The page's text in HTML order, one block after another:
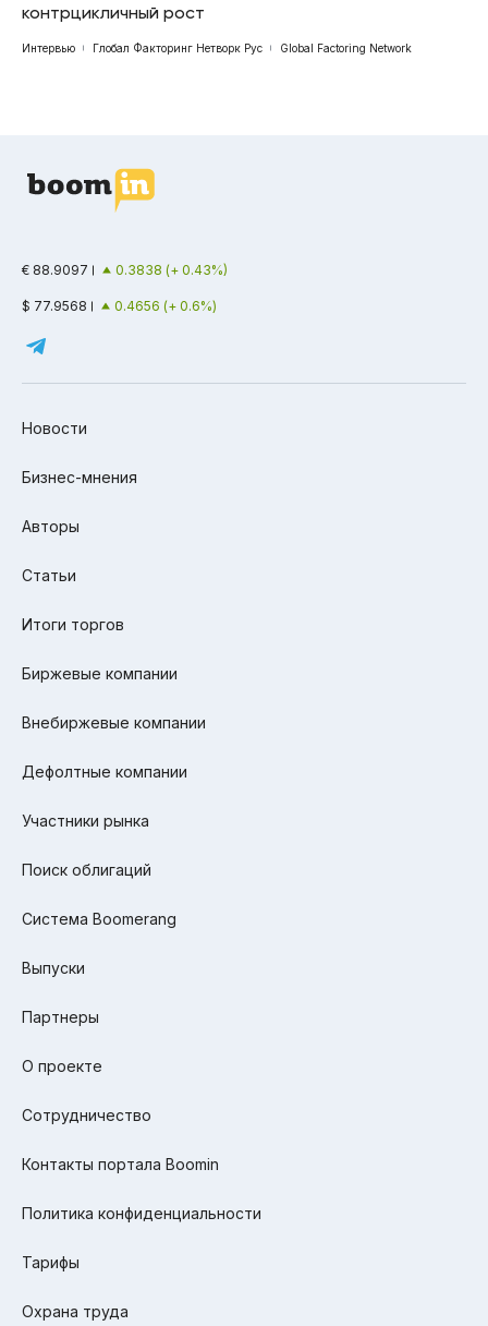
контрцикличный рост
Интервью Глобал Факторинг Нетворк Рус Global Factoring Network
€ 88.9097 0.3838 (+ 0.43%)
$ 77.9568 0.4656 (+ 0.6%)
Новости
Бизнес-мнения
Авторы
Статьи
Итоги торгов
Биржевые компании
Внебиржевые компании
Дефолтные компании
Участники рынка
Поиск облигаций
Система Boomerang
Выпуски
Партнеры
О проекте
Сотрудничество
Контакты портала Boomin
Политика конфиденциальности
Тарифы
Охрана труда